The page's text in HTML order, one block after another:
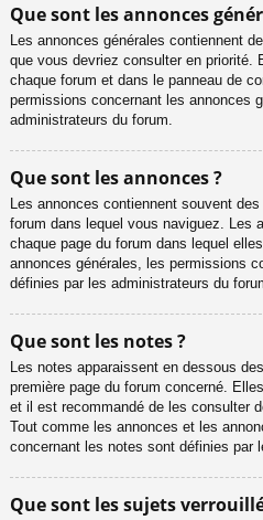
Que sont les annonces
Les annonces générales contiennent
que vous devriez consulter en priorité.
chaque forum et dans le panneau de
permissions concernant les annonces
administrateurs du forum.
Que sont les annonces ?
Les annonces contiennent souvent
forum dans lequel vous naviguez. Les
chaque page du forum dans lequel
annonces générales, les permissions
définies par les administrateurs du
Que sont les notes ?
Les notes apparaissent en dessous
première page du forum concerné.
et il est recommandé de les consulter
Tout comme les annonces et les
concernant les notes sont définies par
Que sont les sujets